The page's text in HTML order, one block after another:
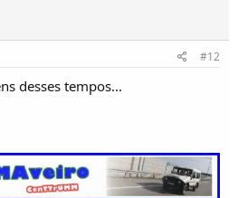
#12
desses tempos...